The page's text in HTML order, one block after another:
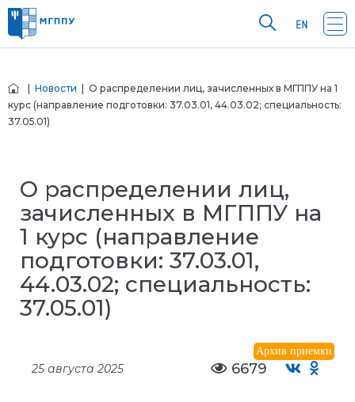
Новости | О распределении лиц, зачисленных в МГППУ на 1
курс (направление подготовки: 37.03.01, 44.03.02; специальность:
37.05.01)
О распределении лиц,
зачисленных в МГППУ на
1 курс (направление
подготовки: 37.03.01,
44.03.02; специальность:
37.05.01)
Архив приемки
25 августа 2025 6679